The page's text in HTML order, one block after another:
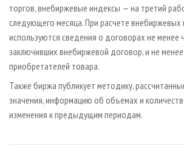
торгов, внебиржевые индексы — на третий
следующего месяца. При расчете внебиржевых
используются сведения о договорах не менее
заключивших внебиржевой договор, и не
приобретателей товара.
Также биржа публикует методику,
значения, информацию об объемах и
изменения к предыдущим периодам.